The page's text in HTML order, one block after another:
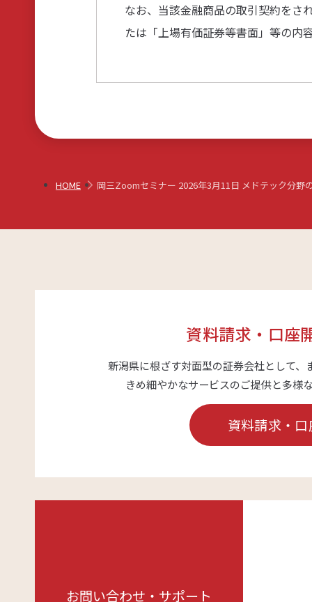
なお、当該金融商品の取引契約をさ
たは「上場有価証券等書面」等の内
HOME 岡三Zoomセミナー 2026年3月11日 メドテック分
資料請求・口座
新潟県に根ざす対面型の証券会社として、
きめ細やかなサービスのご提供と多様
資料請求・
お問い合わせ・サポート